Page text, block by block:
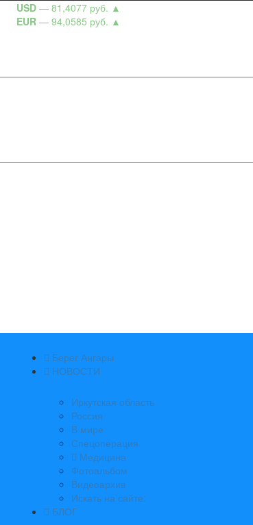
USD — 81,4077 руб. ▲
EUR — 94,0585 руб. ▲
Берег Ангары
НОВОСТИ
Иркутская область
Россия
В мире
Спецоперация
Медицина
Фотоальбом
Видеоархив
Искать на сайте:
БЛОГ